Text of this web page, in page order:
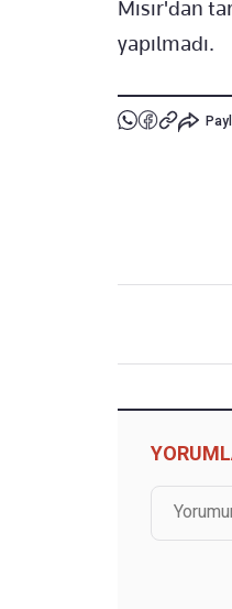
Mısır'dan
yapılmadı.